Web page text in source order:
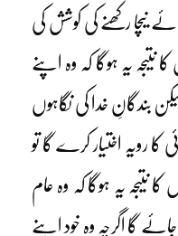
نیچا رکھنے کی کوشش کی
نتیجہ یہ ہوگا کہ وہ اپنے
لیکن بندگانِ خدا کی نگاہوں
کا رویہ اختیار کرے گا تو
نتیجہ یہ ہوگا کہ وہ عام
گا اگرچہ وہ خود اپنے